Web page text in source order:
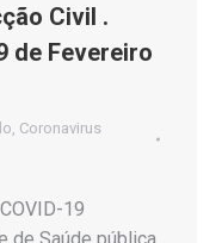
Civil .
de Fevereiro
Coronavirus
19
de Saúde pública